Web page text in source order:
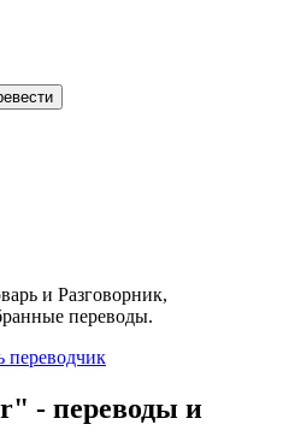
и Разговорник,
переводы.
- переводы и